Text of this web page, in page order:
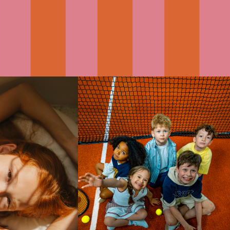
☀️
2026
JUNE
2026
JEU, SET & MATCH !
Nos Pépites 2026 se sont
retrouvées pour une nouvelle
expérience placée sous le signe
du tennis, imaginée par Little
Mo...
27
MAY
2026